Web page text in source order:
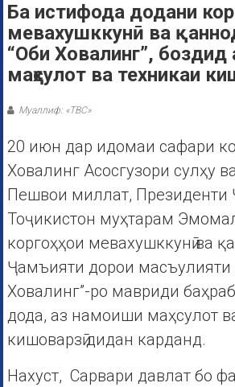
Ба истифода додани
мевахушккунӣ ва
“Оби Ховалинг”,
маҳсулот ва техникаи
Муаллиф: «ТВС»
20 июн дар идомаи сафари
Ховалинг Асосгузори сулҳу
Пешвои миллат, Президенти
Тоҷикистон муҳтарам
коргоҳҳои мевахушккунӣ ва
Ҷамъияти дорои масъулияти
Ховалинг”-ро мавриди
дода, аз намоиши маҳсулот
кишоварзӣ дидан карданд.
Нахуст, Сарвари давлат бо